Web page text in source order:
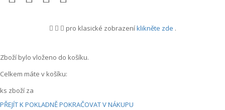
pro klasické zobrazeníklikněte zde .
Zboží bylo vloženo do košíku.
Celkem máte v košíku:
ks zboží za
PŘEJÍT K POKLADNĚPOKRAČOVAT V NÁKUPU